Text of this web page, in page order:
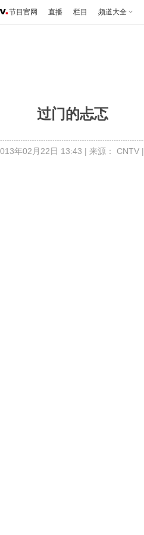
节目官网 直播 栏目 频道大全
过门的忐忑
年02月22日 13:43 | 来源： CNTV |